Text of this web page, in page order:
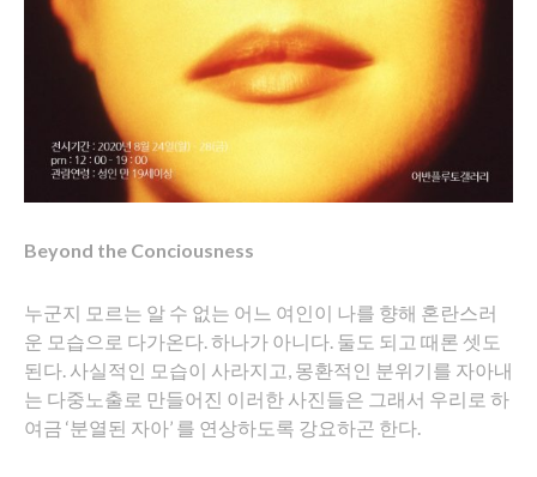
Beyond the Conciousness
누군지 모르는 알 수 없는 어느 여인이 나를 향해 혼란스러
운 모습으로 다가온다. 하나가 아니다. 둘도 되고 때론 셋도
된다. 사실적인 모습이 사라지고, 몽환적인 분위기를 자아내
는 다중노출로 만들어진 이러한 사진들은 그래서 우리로 하
여금 ‘분열된 자아’ 를 연상하도록 강요하곤 한다.